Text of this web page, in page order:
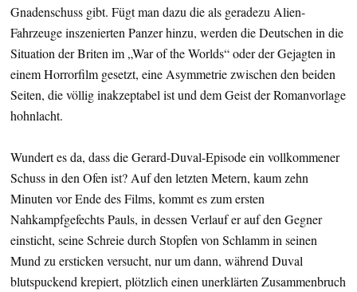
Gnadenschuss gibt. Fügt man dazu die als geradezu Alien-
Fahrzeuge inszenierten Panzer hinzu, werden die Deutschen in die
Situation der Briten im „War of the Worlds“ oder der Gejagten in
einem Horrorfilm gesetzt, eine Asymmetrie zwischen den beiden
Seiten, die völlig inakzeptabel ist und dem Geist der Romanvorlage
hohnlacht.
Wundert es da, dass die Gerard-Duval-Episode ein vollkommener
Schuss in den Ofen ist? Auf den letzten Metern, kaum zehn
Minuten vor Ende des Films, kommt es zum ersten
Nahkampfgefechts Pauls, in dessen Verlauf er auf den Gegner
einsticht, seine Schreie durch Stopfen von Schlamm in seinen
Mund zu ersticken versucht, nur um dann, während Duval
blutspuckend krepiert, plötzlich einen unerklärten Zusammenbruch